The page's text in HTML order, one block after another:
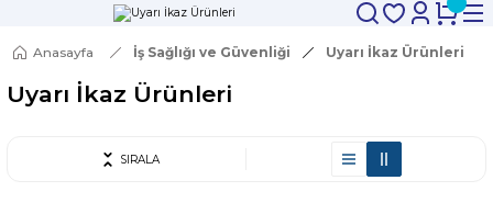
Anasayfa İş Sağlığı ve Güvenliği Uyarı İkaz Ürünleri
Uyarı İkaz Ürünleri
SIRALA